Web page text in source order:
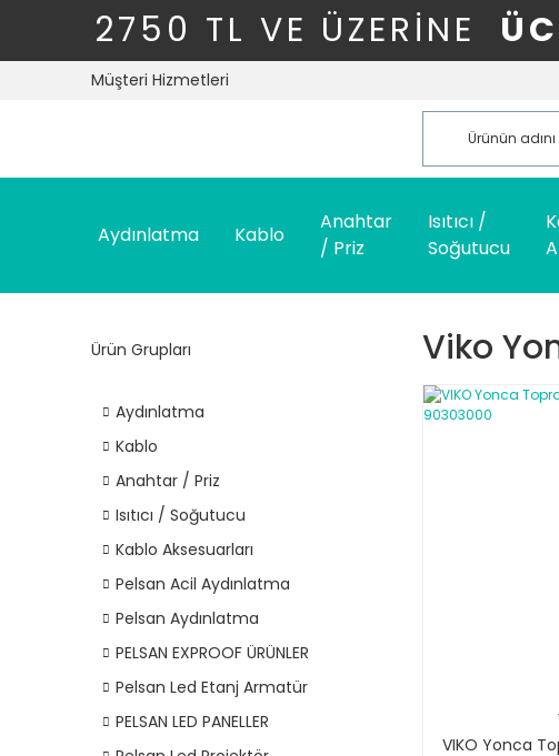
2750 TL VE ÜZERİNE
Müşteri Hizmetleri
Aydınlatma Kablo
Anahtar
/ Priz
Isıtıcı /
Soğutucu
Ürün Grupları
Aydınlatma
Kablo
Anahtar / Priz
Isıtıcı / Soğutucu
Kablo Aksesuarları
Pelsan Acil Aydınlatma
Pelsan Aydınlatma
PELSAN EXPROOF ÜRÜNLER
Pelsan Led Etanj Armatür
PELSAN LED PANELLER
Viko
VIKO Yonca